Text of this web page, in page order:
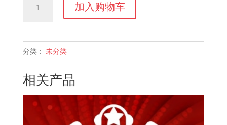
Weekend,
7-
8
数
加入购物车
分类： 未分类
相关产品